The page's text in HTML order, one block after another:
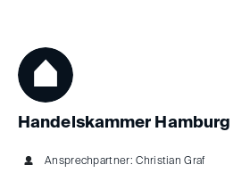
Handelskammer Hamburg
Ansprechpartner: Christian Graf